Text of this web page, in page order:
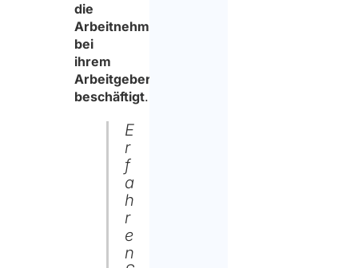
die
Arbeitnehmer
bei
ihrem
Arbeitgeber
beschäftigt.
E
r
f
a
h
r
e
n